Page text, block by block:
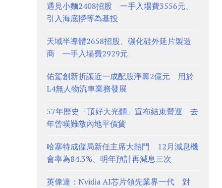
遇見小麵2408招股 一手入場費3556元、
引入海底撈等為基投
天域半導體2658招股、碳化硅外延片製造
商 一手入場費2929元
佑駕創新折讓近一成配股淨籌2億元 用於
L4無人物流車業務發展
57年歷史「頂好大光麵」宣布結束營運 去
年曾嘆難敵內地平價貨
哈塞特成儲局新任主席大熱門 12月減息機
會率為84.3%、明年預計再減息三次
英偉達：Nvidia AI芯片領先業界一代 對